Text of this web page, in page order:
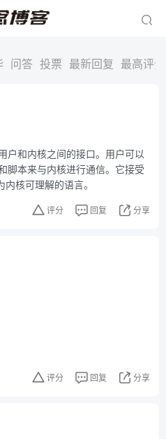
问答 投票 最新回复 最高评分
户和内核之间的接口。用户可以
脚本来与内核进行通信。它接受
核可理解的语言。
评分 回复 分享
评分 回复 分享